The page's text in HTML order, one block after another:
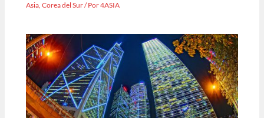
Asia,Corea del Sur/ Por4ASIA